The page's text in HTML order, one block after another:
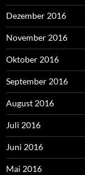
Dezember 2016
November 2016
Oktober 2016
September 2016
August 2016
Juli 2016
Juni 2016
Mai 2016